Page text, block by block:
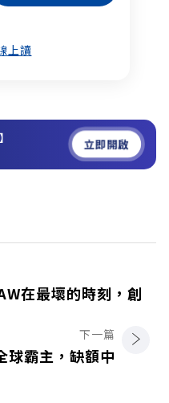
上讀
立即開啟
在最壞的時刻，創
下一篇
球霸主，缺額中